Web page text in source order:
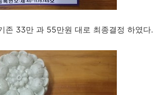
존 33만 과 55만원 대로 최종결정 하였다.